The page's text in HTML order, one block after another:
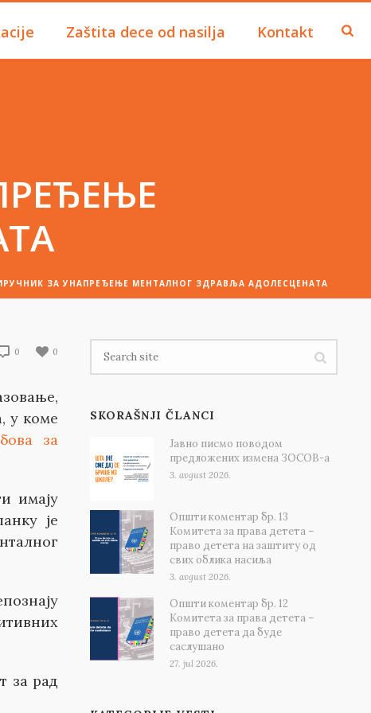
Zaštita dece od nasilja Kontakt
ЗА УНАПРЕЂЕЊЕ МЕНТАЛНОГ ЗДРАВЉА АДОЛЕСЦЕНАТА
0
0
у коме
за
имају
је
за рад
SKORAŠNJI ČLANCI
Јавно писмо поводом
предложених измена ЗОСОВ-а
3. avgust 2026.
Општи коментар бр. 13
Комитета за права детета –
право детета на заштиту од
свих облика насиља
3. avgust 2026.
Општи коментар бр. 12
Комитета за права детета –
право детета да буде
саслушано
27. jul 2026.